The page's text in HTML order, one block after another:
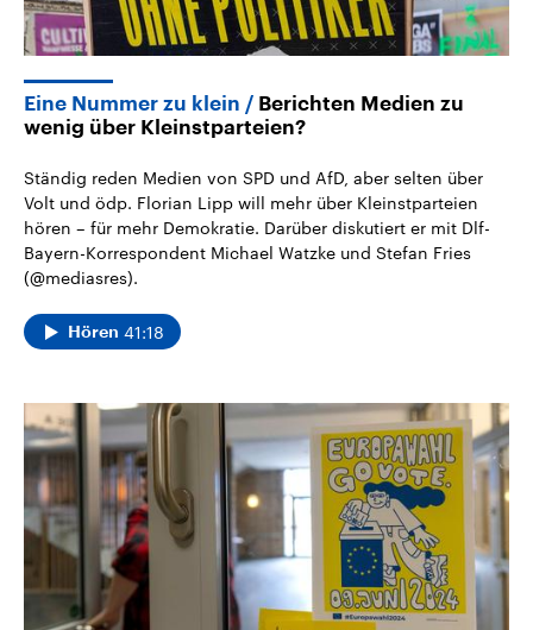
Eine Nummer zu klein
Berichten Medien zu
wenig über Kleinstparteien?
Ständig reden Medien von SPD und AfD, aber selten über
Volt und ödp. Florian Lipp will mehr über Kleinstparteien
hören – für mehr Demokratie. Darüber diskutiert er mit Dlf-
Bayern-Korrespondent Michael Watzke und Stefan Fries
(@mediasres).
Hören 41:18